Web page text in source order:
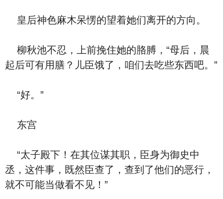
皇后神色麻木呆愣的望着她们离开的方向。
柳秋池不忍，上前挽住她的胳膊，“母后，晨
起后可有用膳？儿臣饿了，咱们去吃些东西吧。”
“好。”
东宫
“太子殿下！在其位谋其职，臣身为御史中
丞，这件事，既然臣查了，查到了他们的恶行，
就不可能当做看不见！”